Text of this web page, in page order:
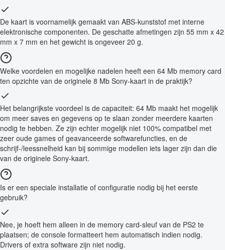
De kaart is voornamelijk gemaakt van ABS-kunststof met interne
elektronische componenten. De geschatte afmetingen zijn 55 mm x 42
mm x 7 mm en het gewicht is ongeveer 20 g.
Welke voordelen en mogelijke nadelen heeft een 64 Mb memory card
ten opzichte van de originele 8 Mb Sony-kaart in de praktijk?
Het belangrijkste voordeel is de capaciteit: 64 Mb maakt het mogelijk
om meer saves en gegevens op te slaan zonder meerdere kaarten
nodig te hebben. Ze zijn echter mogelijk niet 100% compatibel met
zeer oude games of geavanceerde softwarefuncties, en de
schrijf-/leessnelheid kan bij sommige modellen iets lager zijn dan die
van de originele Sony-kaart.
Is er een speciale installatie of configuratie nodig bij het eerste
gebruik?
Nee, je hoeft hem alleen in de memory card-sleuf van de PS2 te
plaatsen; de console formatteert hem automatisch indien nodig.
Drivers of extra software zijn niet nodig.